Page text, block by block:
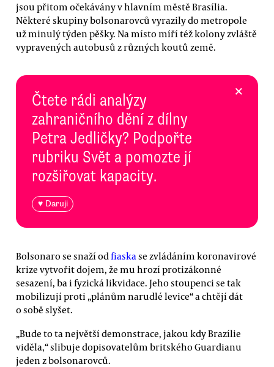
jsou přitom očekávány v hlavním městě Brasília.
Některé skupiny bolsonarovců vyrazily do metropole
už minulý týden pěšky. Na místo míří též kolony zvláště
vypravených autobusů z různých koutů země.
Čtete rádi analýzy
zahraničního dění z dílny
Petra Jedličky? Podpořte
rubriku Svět a pomozte jí
rozšiřovat kapacity.
♥ Daruji
×
Bolsonaro se snaží od fiaska se zvládáním koronavirové
krize vytvořit dojem, že mu hrozí protizákonné
sesazení, ba i fyzická likvidace. Jeho stoupenci se tak
mobilizují proti „plánům narudlé levice“ a chtějí dát
o sobě slyšet.
„Bude to ta největší demonstrace, jakou kdy Brazílie
viděla,“ slibuje dopisovatelům britského Guardianu
jeden z bolsonarovců.